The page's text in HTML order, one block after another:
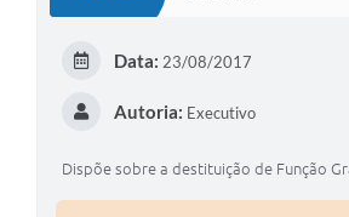
Data: 23/08/2017
Autoria: Executivo
Dispõe sobre a destituição de Função